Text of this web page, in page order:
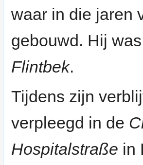
waar in die jaren
gebouwd. Hij
Flintbek.
Tijdens zijn
verpleegd in de
Hospitalstraße in